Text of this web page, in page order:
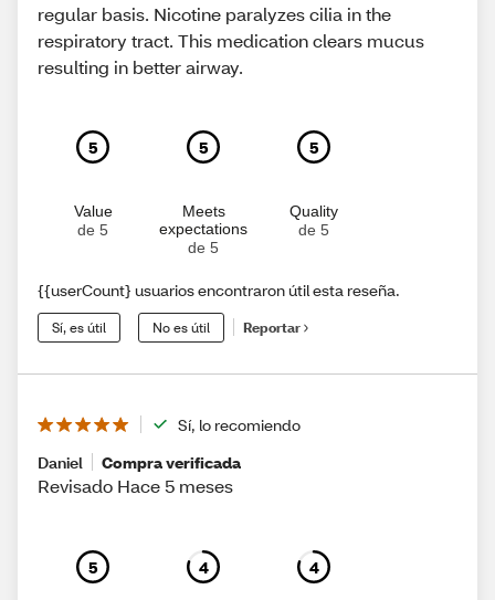
regular basis. Nicotine paralyzes cilia in the
respiratory tract. This medication clears mucus
resulting in better airway.
5
Value
de 5
5
Meets
expectations
de 5
5
Quality
de 5
{{userCount} usuarios encontraron útil esta reseña.
Sí, es útil No es útil Reportar
Sí, lo recomiendo
Daniel
Compra verificada
Revisado Hace 5 meses
5 4 4